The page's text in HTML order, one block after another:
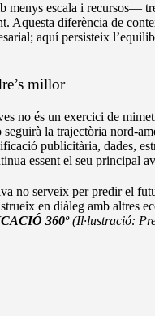
menys escala i recursos—
Aquesta diferència de
aquí persisteix
millor
no és un exercici de
la trajectòria nord-
publicitària, dades,
essent el seu principal
no serveix per predir el
en diàleg amb altres
360º (Il·lustració: